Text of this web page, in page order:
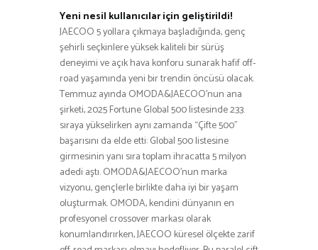
Yeni nesil kullanıcılar için geliştirildi!
JAECOO 5 yollara çıkmaya başladığında, genç
şehirli seçkinlere yüksek kaliteli bir sürüş
deneyimi ve açık hava konforu sunarak hafif off-
road yaşamında yeni bir trendin öncüsü olacak.
Temmuz ayında OMODA&JAECOO’nun ana
şirketi, 2025 Fortune Global 500 listesinde 233.
sıraya yükselirken aynı zamanda “Çifte 500”
başarısını da elde etti: Global 500 listesine
girmesinin yanı sıra toplam ihracatta 5 milyon
adedi aştı. OMODA&JAECOO’nun marka
vizyonu, gençlerle birlikte daha iyi bir yaşam
oluşturmak. OMODA, kendini dünyanın en
profesyonel crossover markası olarak
konumlandırırken, JAECOO küresel ölçekte zarif